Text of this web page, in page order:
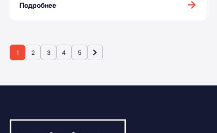
Подробнее
1 2 3 4 5